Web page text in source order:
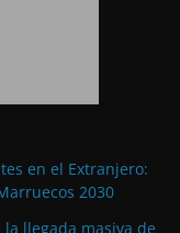
en el Extranjero:
2030
llegada masiva de